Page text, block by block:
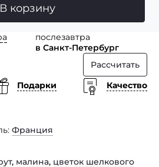
В корзину
послезавтра
в Санкт-Петербург
Рассчитать
Подарки
Качество
Франция
, малина, цветок шелкового